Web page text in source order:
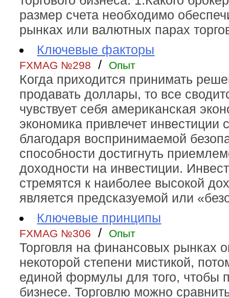
размер счета необходимо
рынках или валютных парах
Ключевые факторы
FXMAG №298 / Опыт
Когда приходится принимать
продавать доллары, то все
чувствует себя американская
экономика привлечет инвестиции
благодаря воспринимаемой
способности достигнуть
доходности на инвестиции.
стремятся к наиболее высокой
является предсказуемой или
Ключевые принципы
FXMAG №306 / Опыт
Торговля на финансовых рынках
некоторой степени мистикой,
единой формулы для того, чтобы
бизнесе. Торговлю можно